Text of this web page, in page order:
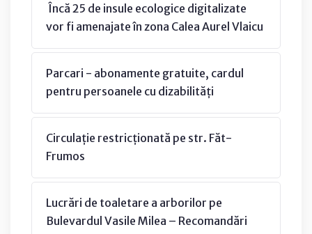
Încă 25 de insule ecologice digitalizate
vor fi amenajate în zona Calea Aurel Vlaicu
Parcari - abonamente gratuite, cardul
pentru persoanele cu dizabilități
Circulație restricționată pe str. Făt-
Frumos
Lucrări de toaletare a arborilor pe
Bulevardul Vasile Milea – Recomandări